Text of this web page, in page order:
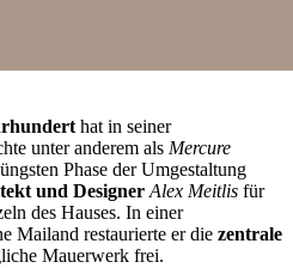
hat in seiner
unter anderem als Mercure
Phase der Umgestaltung
und Designer Alex Meitlis für
des Hauses. In einer
Mailand restaurierte er die zentrale
Mauerwerk frei.